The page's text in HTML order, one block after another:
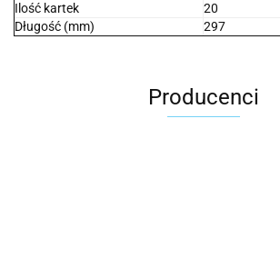
Ilość kartek
20
Długość (mm)
297
Producenci